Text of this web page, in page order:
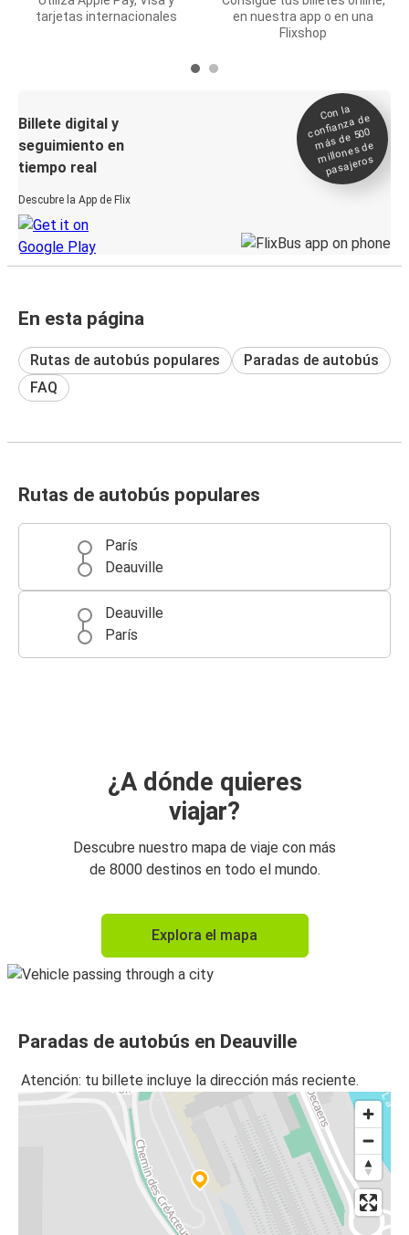
tarjetas internacionales
en nuestra app o en una
Flixshop
Billete digital y
seguimiento en
tiempo real
Descubre la App de Flix
Con la
confianza de
más de 500
millones de
pasajeros
En esta página
Rutas de autobús populares
Paradas de autobús
FAQ
Rutas de autobús populares
París
Deauville
Deauville
París
¿A dónde quieres
viajar?
Descubre nuestro mapa de viaje con más
de 8000 destinos en todo el mundo.
Explora el mapa
Paradas de autobús en Deauville
Atención: tu billete incluye la dirección más reciente.